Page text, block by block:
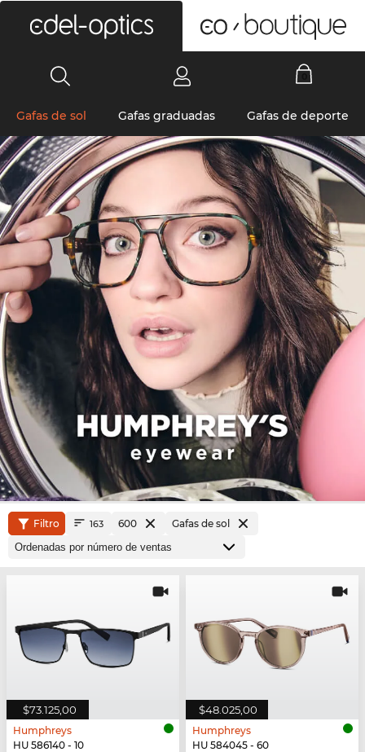
Gafas de sol Gafas graduadas Gafas de deporte
Filtro 163 600 Gafas de sol
$73.125,00
Humphreys
HU 586140 - 10
$48.025,00
Humphreys
HU 584045 - 60